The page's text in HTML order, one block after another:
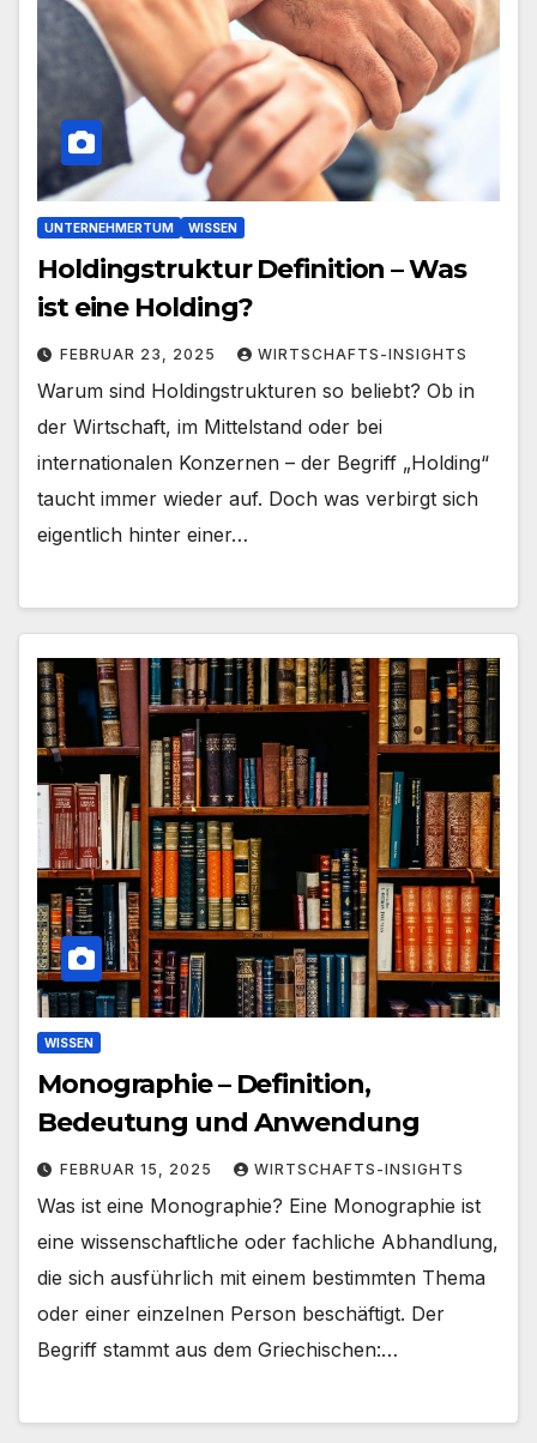
UNTERNEHMERTUM WISSEN
Holdingstruktur Definition – Was
ist eine Holding?
FEBRUAR 23, 2025 WIRTSCHAFTS-INSIGHTS
Warum sind Holdingstrukturen so beliebt? Ob in
der Wirtschaft, im Mittelstand oder bei
internationalen Konzernen – der Begriff „Holding“
taucht immer wieder auf. Doch was verbirgt sich
eigentlich hinter einer…
WISSEN
Monographie – Definition,
Bedeutung und Anwendung
FEBRUAR 15, 2025 WIRTSCHAFTS-INSIGHTS
Was ist eine Monographie? Eine Monographie ist
eine wissenschaftliche oder fachliche Abhandlung,
die sich ausführlich mit einem bestimmten Thema
oder einer einzelnen Person beschäftigt. Der
Begriff stammt aus dem Griechischen:…